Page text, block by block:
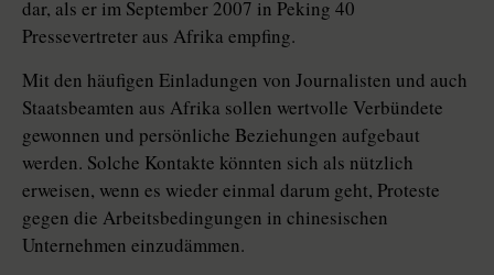
dar, als er im September 2007 in Peking 40
Pressevertreter aus Afrika empfing.
Mit den häufigen Einladungen von Journalisten und auch
Staatsbeamten aus Afrika sollen wertvolle Verbündete
gewonnen und persönliche Beziehungen aufgebaut
werden. Solche Kontakte könnten sich als nützlich
erweisen, wenn es wieder einmal darum geht, Proteste
gegen die Arbeitsbedingungen in chinesischen
Unternehmen einzudämmen.